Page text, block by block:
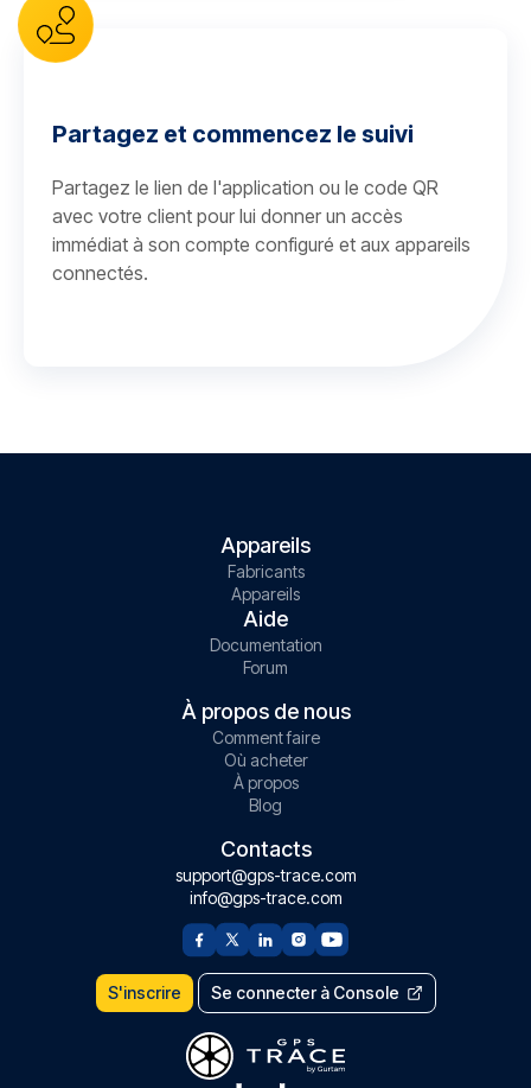
Partagez et commencez le suivi
Partagez le lien de l'application ou le code QR
avec votre client pour lui donner un accès
immédiat à son compte configuré et aux appareils
connectés.
Appareils
Fabricants
Appareils
Aide
Documentation
Forum
À propos de nous
Comment faire
Où acheter
À propos
Blog
Contacts
support@gps-trace.com
info@gps-trace.com
S'inscrire Se connecter à Console